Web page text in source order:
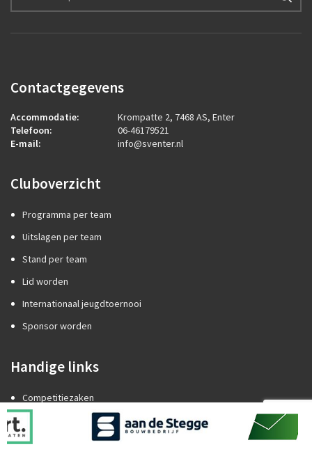
Contactgegevens
Accommodatie:
Krompatte 2, 7468 AS, Enter
Telefoon:
06-46179521
E-mail:
info@sventer.nl
Cluboverzicht
Programma per team
Uitslagen per team
Stand per team
Lid worden
Internationaal jeugdtoernooi
Sponsor worden
Handige links
Competitiezaken
Promotie/degradatie